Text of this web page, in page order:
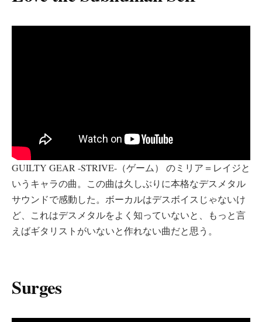
GUILTY GEAR -STRIVE-（ゲーム） のミリア＝レイジと
いうキャラの曲。この曲は久しぶりに本格なデスメタル
サウンドで感動した。ボーカルはデスボイスじゃないけ
ど、これはデスメタルをよく知っていないと、もっと言
えばギタリストがいないと作れない曲だと思う。
Surges